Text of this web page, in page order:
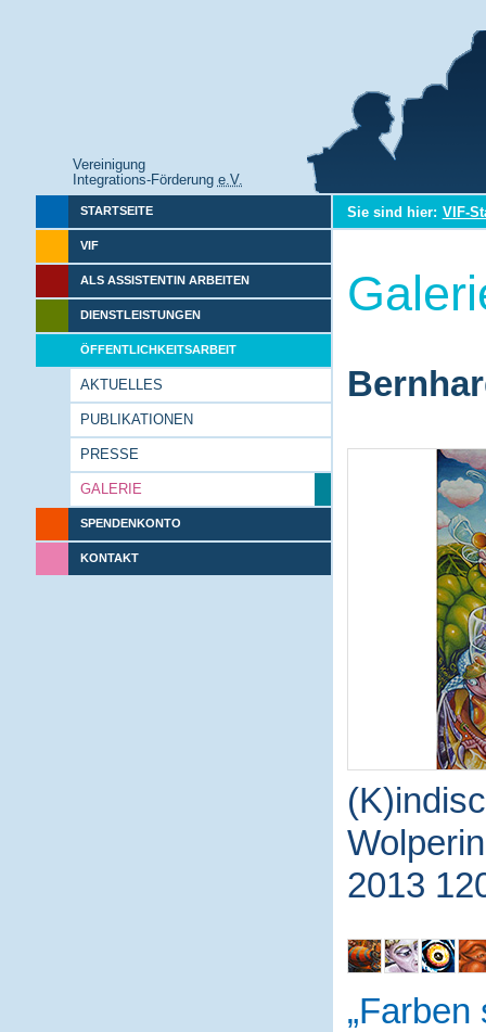
Vereinigung
Integrations-Förderung e.V.
STARTSEITE
VIF
ALS ASSISTENTIN ARBEITEN
DIENSTLEISTUNGEN
ÖFFENTLICHKEITSARBEIT
AKTUELLES
PUBLIKATIONEN
PRESSE
GALERIE
SPENDENKONTO
KONTAKT
Sie sind hier: VIF-
2013
Farben